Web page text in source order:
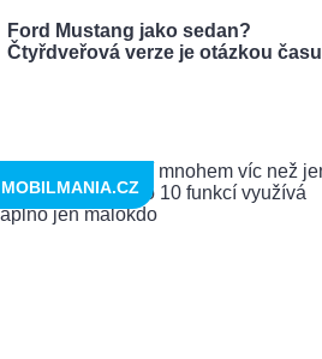
Ford Mustang jako sedan?
Čtyřdveřová verze je otázkou času
MOBILMANIA.CZ